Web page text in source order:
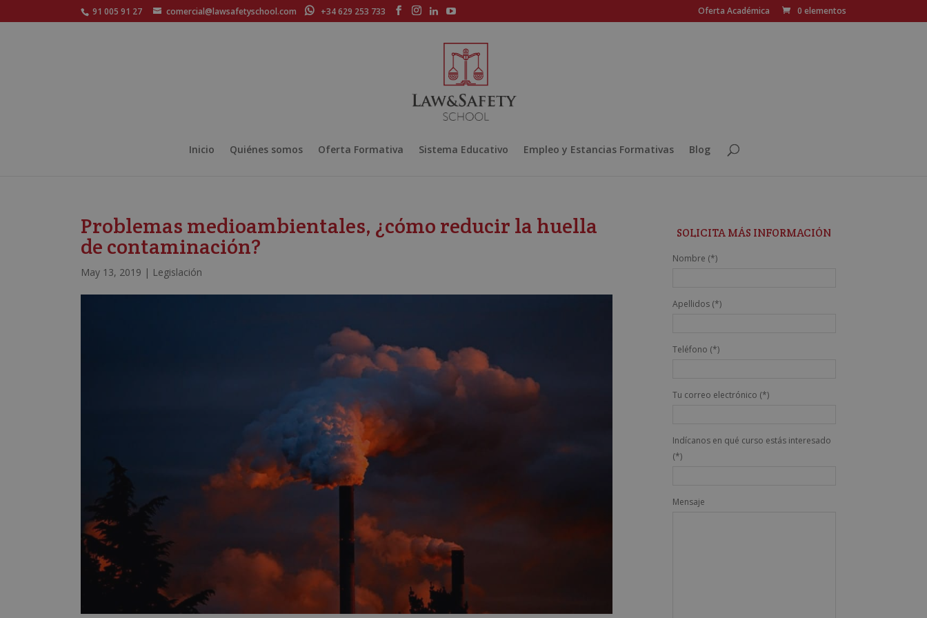
91 005 91 27 comercial@lawsafetyschool.com +34 629 253 733 Oferta Académica 0 elementos
Inicio Quiénes somos Oferta Formativa Sistema Educativo Empleo y Estancias Formativas Blog
Problemas medioambientales, ¿cómo reducir la huella
de contaminación?
May 13, 2019 | Legislación
SOLICITA MÁS INFORMACIÓN
Nombre (*)
Apellidos (*)
Teléfono (*)
Tu correo electrónico (*)
Indícanos en qué curso estás interesado
(*)
Mensaje